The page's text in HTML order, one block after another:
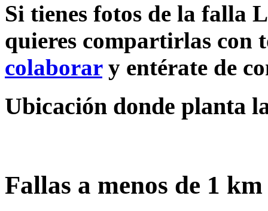
Si tienes fotos de la falla
quieres compartirlas con
colaborary entérate de
Ubicación donde planta
Fallas a menos de 1